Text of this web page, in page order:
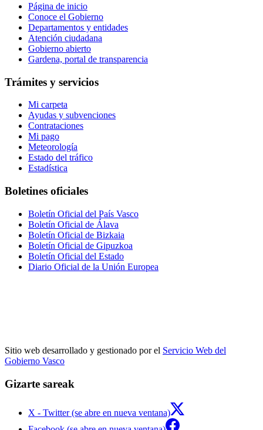
Página de inicio
Conoce el Gobierno
Departamentos y entidades
Atención ciudadana
Gobierno abierto
Gardena, portal de transparencia
Trámites y servicios
Mi carpeta
Ayudas y subvenciones
Contrataciones
Mi pago
Meteorología
Estado del tráfico
Estadística
Boletines oficiales
Boletín Oficial del País Vasco
Boletín Oficial de Álava
Boletín Oficial de Bizkaia
Boletín Oficial de Gipuzkoa
Boletín Oficial del Estado
Diario Oficial de la Unión Europea
Sitio web desarrollado y gestionado por el Servicio Web del
Gobierno Vasco
Gizarte sareak
X - Twitter (se abre en nueva ventana)